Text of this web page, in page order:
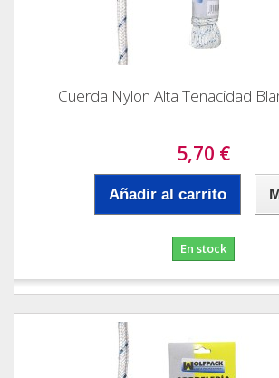
Cuerda Nylon Alta Tenacidad
5,70 €
Añadir al carrito
En stock